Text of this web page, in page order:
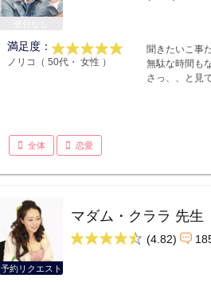
満足度：
ノリコ（ 50代・ 女性 ）
聞きたいこ事
無駄な時間も
さっ、、と見
全体 恋愛
予約リクエスト
マダム・クララ 先生
(4.82)